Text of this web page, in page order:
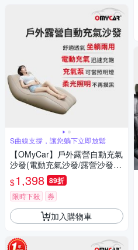
S曲線支撐，讓您躺下立即放鬆
【OMyCar】戶外露營自動充氣
沙發(電動充氣沙發/露營沙發/
車宿充氣床/快速抽充/居家戶外
兩用沙發)
$1,398 89折
限時下殺 券
加入購物車